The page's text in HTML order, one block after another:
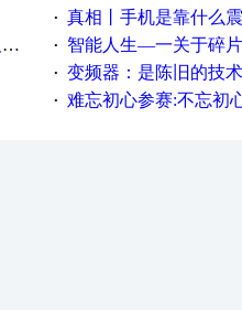
· 真相丨手机是靠什么震动的用了这
· 智能人生—一关于碎片化学习，看
· 变频器：是陈旧的技术，还是未
· 难忘初心参赛:不忘初